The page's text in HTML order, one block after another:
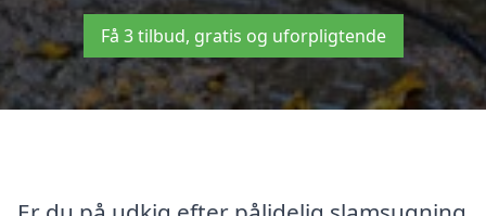
Få 3 tilbud, gratis og uforpligtende